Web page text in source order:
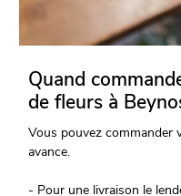
Quand
de fleurs à
Vous pouvez commander
avance.
- Pour une livraison le